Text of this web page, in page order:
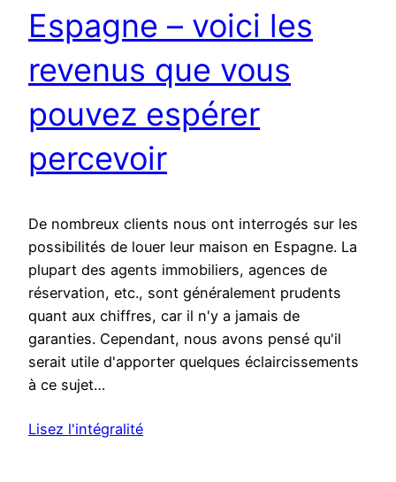
Espagne – voici les
revenus que vous
pouvez espérer
percevoir
De nombreux clients nous ont interrogés sur les
possibilités de louer leur maison en Espagne. La
plupart des agents immobiliers, agences de
réservation, etc., sont généralement prudents
quant aux chiffres, car il n'y a jamais de
garanties. Cependant, nous avons pensé qu'il
serait utile d'apporter quelques éclaircissements
à ce sujet…
Lisez l'intégralité